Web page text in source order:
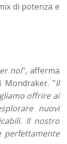
di potenza e
noi", afferma
Mondraker. "Il
offrire ai
nuovi
Il nostro
perfettamente